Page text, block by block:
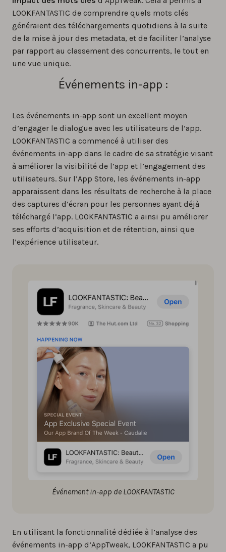
LOOKFANTASTIC de comprendre quels mots clés
généraient des téléchargements quotidiens à la suite
de la mise à jour des metadata, et de faciliter l’analyse
par rapport au classement des concurrents, le tout en
une vue unique.
Événements in-app :
Les événements in-app sont un excellent moyen
d’engager le dialogue avec les utilisateurs de l’app.
LOOKFANTASTIC a commencé à utiliser des
événements in-app dans le cadre de sa stratégie visant
à améliorer la visibilité de l’app et l’engagement des
utilisateurs. Sur l’App Store, les événements in-app
apparaissent dans les résultats de recherche à la place
des captures d’écran pour les personnes ayant déjà
téléchargé l’app. LOOKFANTASTIC a ainsi pu améliorer
ses efforts d’acquisition et de rétention, ainsi que
l’expérience utilisateur.
Événement in-app de LOOKFANTASTIC
En utilisant la fonctionnalité dédiée à l’analyse des
événements in-app d’AppTweak, LOOKFANTASTIC a pu